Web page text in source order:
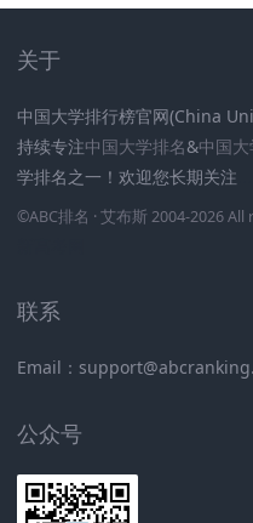
关于
中国大学排行榜官网(China
持续专注中国大学排名&中国
学排名之一！欢迎您长期关注
©ABC排名 · 艾布斯 2004-2026
联系
Email：
公众号